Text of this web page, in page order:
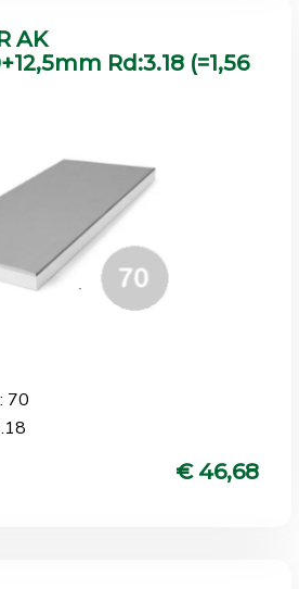
AK
Rd:3.18 (=1,56
70
€ 46,68